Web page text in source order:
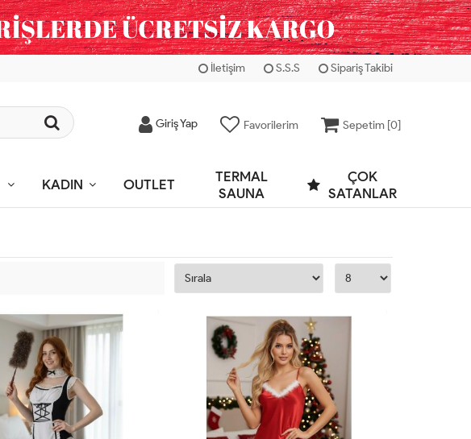
İletişim S.S.S Sipariş Takibi
Giriş Yap Favorilerim Sepetim [0]
KADIN OUTLET
TERMAL
SAUNA
ÇOK
SATANLAR